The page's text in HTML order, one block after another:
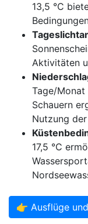
13,5 °C
Aktivitäten
Tage/
Schauern
Nutzung
17,5 °C
👉 Ausflüge